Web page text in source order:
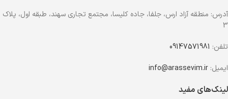
آدرس: منطقه آزاد ارس، جلفا، جاده کلیسا، مجتمع تجاری سهند، طبقه اول، پلاک
3
تلفن: 09147571981
ایمیل: info@arassevim.ir
لینک‌های مفید